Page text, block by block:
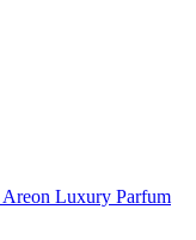
Areon Luxury Parfum